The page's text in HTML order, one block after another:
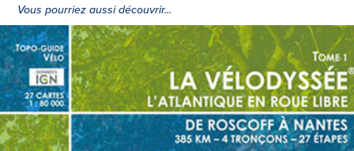
Vous pourriez aussi découvrir...